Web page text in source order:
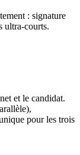
: signature
ultra-courts.
et le candidat.
pour les trois